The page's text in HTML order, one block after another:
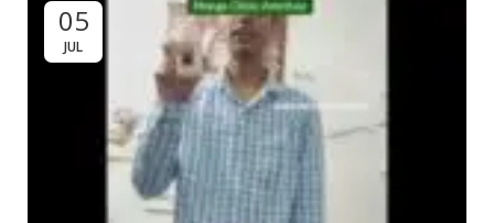
05
JUL